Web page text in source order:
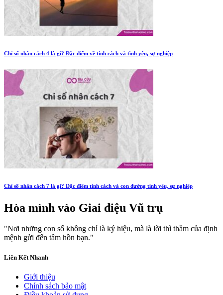
Chỉ số nhân cách 4 là gì? Đặc điểm về tính cách và tình yêu, sự nghiệp
Chỉ số nhân cách 7 là gì? Đặc điểm tính cách và con đường tình yêu, sự nghiệp
Hòa mình vào Giai điệu Vũ trụ
"Nơi những con số không chỉ là ký hiệu, mà là lời thì thầm của định
mệnh gửi đến tâm hồn bạn."
Liên Kết Nhanh
Giới thiệu
Chính sách bảo mật